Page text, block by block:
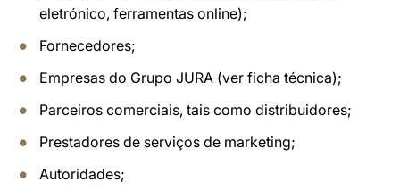
eletrónico, ferramentas online);
Fornecedores;
Empresas do Grupo JURA (ver ficha técnica);
Parceiros comerciais, tais como distribuidores;
Prestadores de serviços de marketing;
Autoridades;